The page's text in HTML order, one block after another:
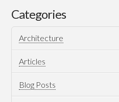
الحرية
–
إنضموا
08.05.2011
Categories
Architecture
Articles
Blog Posts